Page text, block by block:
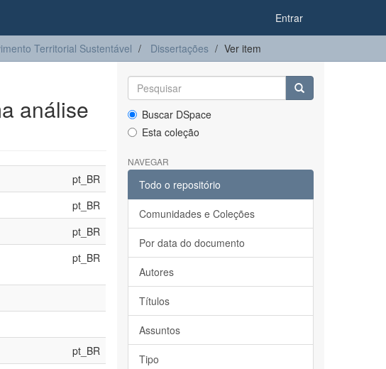
Entrar
Territorial Sustentável Dissertações Ver item
análise
pt_BR
pt_BR
pt_BR
pt_BR
pt_BR
Buscar DSpace
Esta coleção
NAVEGAR
Todo o repositório
Comunidades e Coleções
Por data do documento
Autores
Títulos
Assuntos
Tipo